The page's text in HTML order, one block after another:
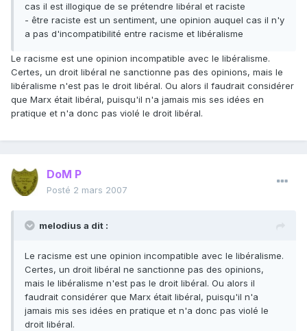
cas il est illogique de se prétendre libéral et raciste
- être raciste est un sentiment, une opinion auquel cas il n'y
a pas d'incompatibilité entre racisme et libéralisme
Le racisme est une opinion incompatible avec le libéralisme.
Certes, un droit libéral ne sanctionne pas des opinions, mais le
libéralisme n'est pas le droit libéral. Ou alors il faudrait considérer
que Marx était libéral, puisqu'il n'a jamais mis ses idées en
pratique et n'a donc pas violé le droit libéral.
DoM P
Posté 2 mars 2007
melodius a dit :
Le racisme est une opinion incompatible avec le libéralisme.
Certes, un droit libéral ne sanctionne pas des opinions,
mais le libéralisme n'est pas le droit libéral. Ou alors il
faudrait considérer que Marx était libéral, puisqu'il n'a
jamais mis ses idées en pratique et n'a donc pas violé le
droit libéral.